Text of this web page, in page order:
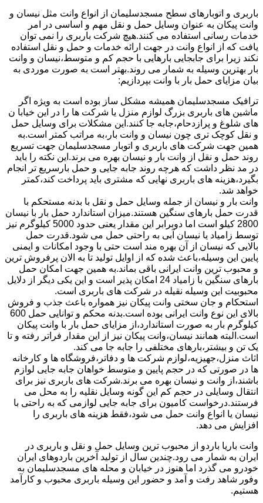
باربری و اتوبارهای سطح مسجدسلیمان از انواع وانت مثل نیسان و
وانت پیکان به عنوان وسایل حمل و نقل مهم و اساسی در امر
خدمات رسانی استفاده می کنند.هیچ شرکت باربری را نمی توان
یافت که از انواع وانت در جهت ارائه خدمات و حمل و نقل استفاده
نکند زیرا برای جابجایی بارهایی با حجم کم و متوسط،نیسان و وانت
بار بهترین وسیله به شمار می روند.بهتر است به صورت موردی به
بیان مزایای حمل بار با وانت بپردازیم:
ترافیک مسجدسلیمان همیشه مشکل ساز بوده است به ویژه اگر
ماشین های باربری بزرگ لوازم منزل یا شرکت ها را در این خیابا ن
های شلوغ و پرازدحام،جابه جا کنند.این مشکلات برای وسایل حمل
و نقل کوچک تری چون نیسان و وانت بار،به مراتب کمتر است.به
همین جهت شرکت های باربری و اتوبار مسجدسلیمان جهت تسریع
روند حمل و نقل از وانت بار و نیسان بهره می برند.این نکته را باید
در مد نظر داشت که هرچه روند جابه جایی و حمل بارسریع تر انجام
بگیرد،هزینه های باربری نهایی که مشتری باید پرداخت کند،کمتر
خواهد شد.
وانت بار و نیسان از جمله وسایل حمل و نقل با بدنه مستحکم با
قدرت حمل بارهای سنگین هستند.میزان استاندارد حمل بار با نیسان
2800 کیلو است اما دوبرابر این مقدار یعنی حدود 5000 کیلوگرم نیز
توسط زامیاد یا نیسان آبی به راحتی حمل می شود.قدرت حمل
بالایی که نیسان از آن بهره مند است حتی با وجود امکانات و ایمنی
پایین این وسیله،باعث شده که از اوایل تولید تا به الان پرفروش ترین
و محبوب ترین وانت ایرانی باقی بماند.به همین جهت امکان حمل
بارهای سنگین با زامیاد 24 امکان پذیر است و این یکی دیگر از دلایل
محبوبیت این وسیله نقیله در شرکت های باربری است.
استحکام و جان سختی وانت پیکان نیز همواره باعث جذب و فروش
بالای این نوع وانت ایرانی بوده است.بدنه محکم و توانایی حمل 600
کیلوگرم بار به صورت استاندارد،از مزایای حمل بار با وانت پیکان
است.البته همانند نیسان،وانت پیکان نیز از این مقدار فراتر رفته و تا
یک تن و بیشتر،بارهای مختلفی را جابه جا می کند.
اثاث منزل،جهیزیه،لوازم شرکت ها و دفاتر،فروشگاه ها و کارخانه
ها در صورتی که در حجم پایین و متوسط خواهان جابه جایی لوازم
باشند،از وانت و نیسان بهره می برند.شرکت های باربری نیز برای
انتقال وسایلی در حجم کم این گونه وسایل نقلیه را به محل می
فرستند.درخواست کامیون برای جابه جایی لوازمی که به راحتی با
نیسان یا انواع وانت حمل می شود،فقط هزینه های باربری را
افزایش می دهد.
وانت باریا باردو از محبوب ترین وسایل حمل و نقل و باربری در
ایران به شمار می رود.چندین سال از تولید آخرین باردوهای ایران
خودرو می گذرد اما هنوز در خیابان و محله های مسجدسلیمان به
وفور شاهد رفت و آمد و حضور این وسیله باربری محبوب و کارآمد
هستیم.